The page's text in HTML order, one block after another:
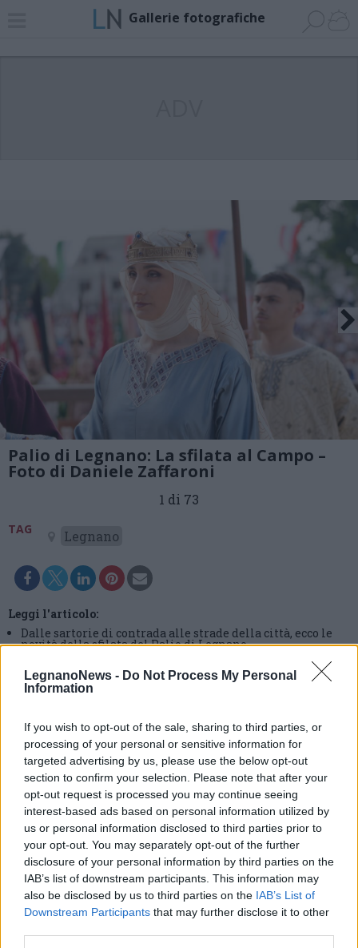
LegnanoNews - Do Not Process My Personal
Information
If you wish to opt-out of the sale, sharing to third parties, or
processing of your personal or sensitive information for
targeted advertising by us, please use the below opt-out
section to confirm your selection. Please note that after your
opt-out request is processed you may continue seeing
interest-based ads based on personal information utilized by
us or personal information disclosed to third parties prior to
your opt-out. You may separately opt-out of the further
disclosure of your personal information by third parties on the
IAB’s list of downstream participants. This information may
also be disclosed by us to third parties on the IAB’s List of
Downstream Participants that may further disclose it to other
Gallerie fotografiche
Palio di Legnano: La sfilata al Campo –
Foto di Daniele Zaffaroni
1 di 73
TAG Legnano
Leggi l'articolo:
Dalle sartorie di contrada alle strade della città, ecco le
novità della sfilata del Palio di Legnano
Commenti